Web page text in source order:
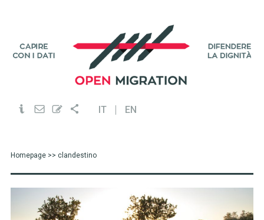
IT EN
Homepage>> clandestino